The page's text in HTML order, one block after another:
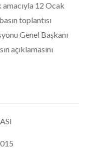
12 Ocak
toplantısı
Genel Başkanı
açıklamasını